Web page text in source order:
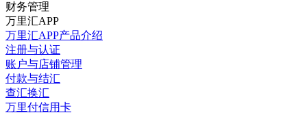
财务管理
万里汇APP
万里汇APP产品介绍
注册与认证
账户与店铺管理
付款与结汇
查汇换汇
万里付信用卡